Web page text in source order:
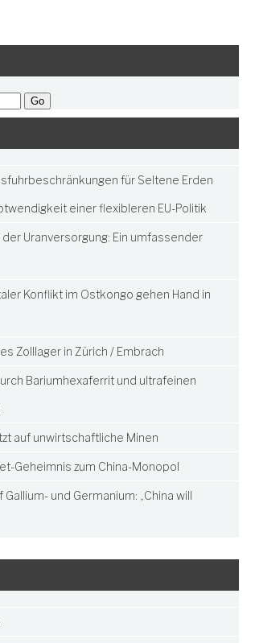
für Seltene Erden
einer flexibleren EU-Politik
Uranversorgung: Ein umfassender
Konflikt im Ostkongo gehen Hand in
Zolllager in Zürich / Embrach
Bariumhexaferrit und ultrafeinen
auf unwirtschaftliche Minen
Geheimnis zum China-Monopol
und Germanium: „China will